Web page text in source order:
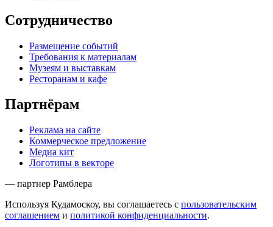
Сотрудничество
Размещение событий
Требования к материалам
Музеям и выставкам
Ресторанам и кафе
Партнёрам
Реклама на сайте
Коммерческое предложение
Медиа кит
Логотипы в векторе
— партнер Рамблера
Используя Кудамоскоу, вы соглашаетесь с пользовательским
соглашением и политикой конфиденциальности.